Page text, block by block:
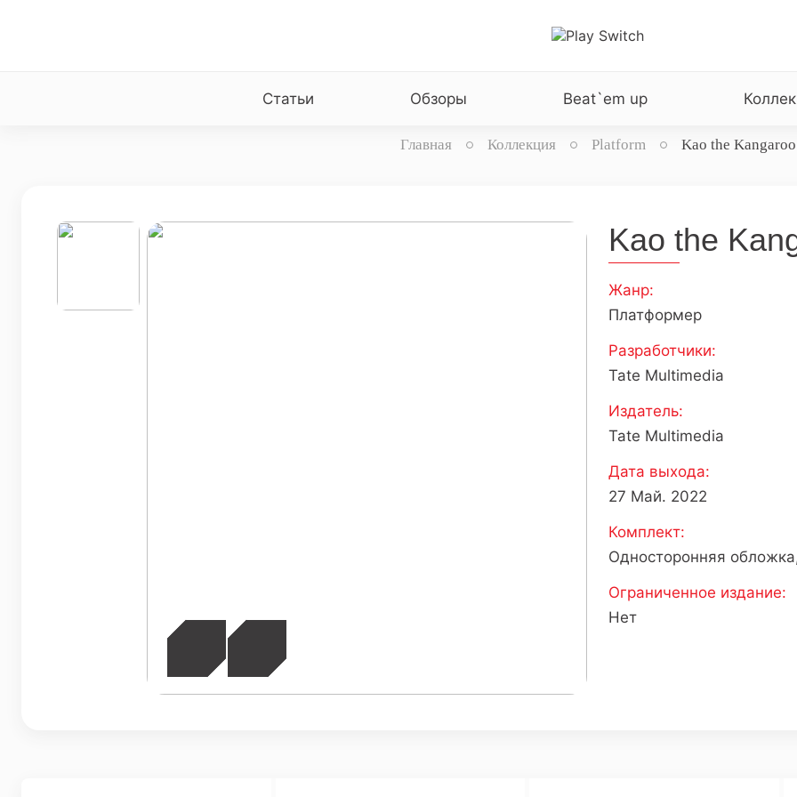
Статьи Обзоры Beat`em up
Главная Коллекция Platform Kao the Kangaroo
Kao the
Жанр:
Платформер
Разработчики:
Tate Multimedia
Издатель:
Tate Multimedia
Дата выхода:
27 Май. 2022
Комплект:
Односторонняя
Ограниченное издание:
Нет